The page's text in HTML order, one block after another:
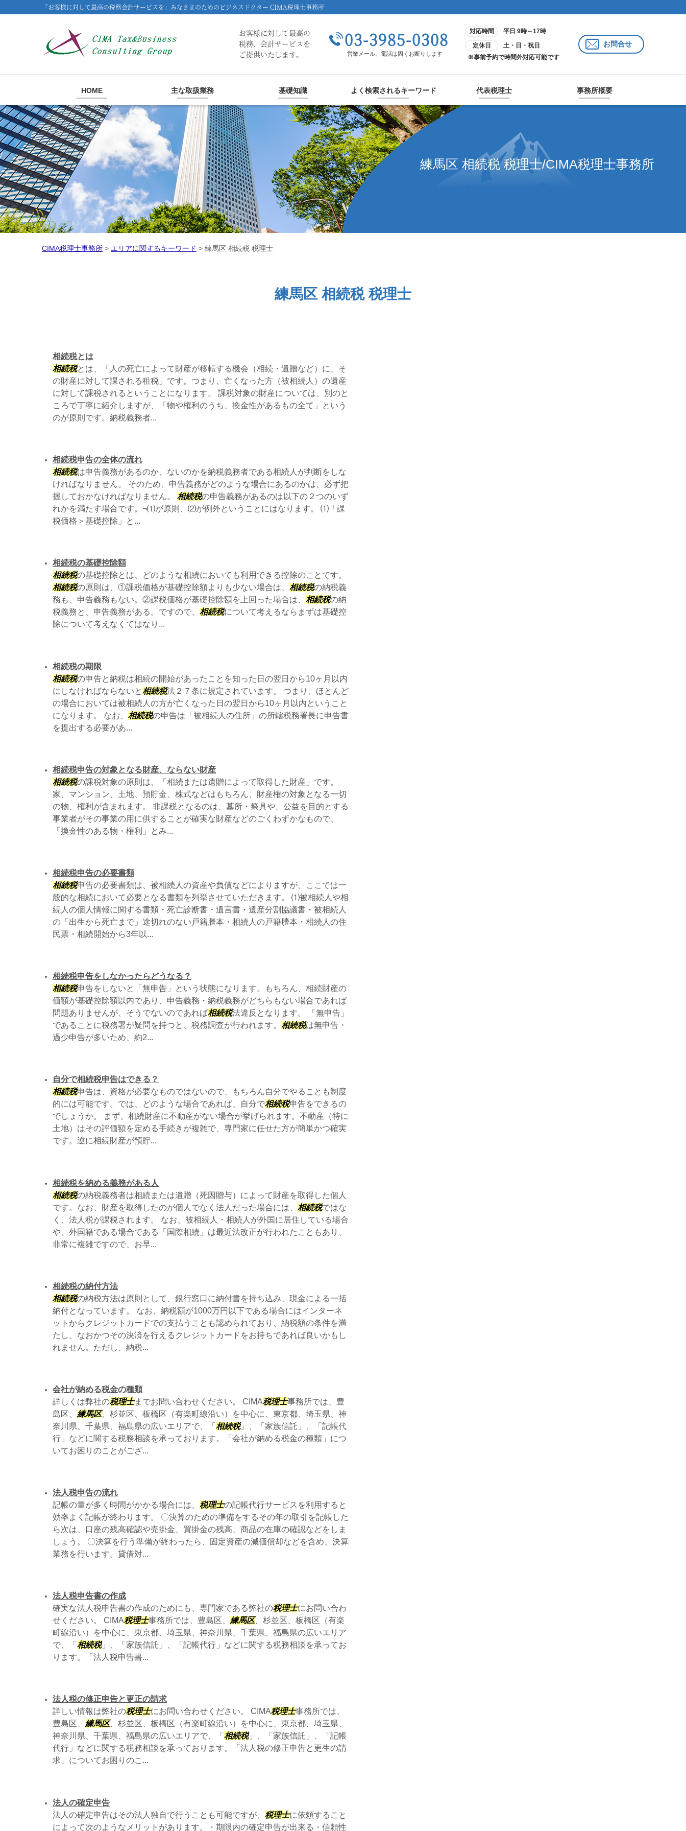
「お客様に対して最高の税務会計サービスを」みなさまのためのビジネスドクター CIMA税理士事務所
お客様に対して最高の
税務、会計サービスを
ご提供いたします。
03-3985-0308
営業メール、電話は固くお断りします
対応時間
平日 9時～17時
定休日
土・日・祝日
※事前予約で時間外対応可能です
お問合せ
HOME 主な取扱業務 基礎知識 よく検索されるキーワード 代表税理士 事務所概要
練馬区 相続税 税理士/CIMA税理士事務所
CIMA税理士事務所 > エリアに関するキーワード > 練馬区 相続税 税理士
練馬区 相続税 税理士
相続税とは
相続税とは、「人の死亡によって財産が移転する機会（相続・遺贈など）に、そ
の財産に対して課される租税」です。つまり、亡くなった方（被相続人）の遺産
に対して課税されるということになります。 課税対象の財産については、別のと
ころで丁寧に紹介しますが、「物や権利のうち、換金性があるもの全て」という
のが原則です。納税義務者...
相続税申告の全体の流れ
相続税は申告義務があるのか、ないのかを納税義務者である相続人が判断をしな
ければなりません。 そのため、申告義務がどのような場合にあるのかは、必ず把
握しておかなければなりません。 相続税の申告義務があるのは以下の２つのいず
れかを満たす場合です。¬⑴が原則、⑵が例外ということにはなります。 ⑴「課
税価格＞基礎控除」と...
相続税の基礎控除額
相続税の基礎控除とは、どのような相続においても利用できる控除のことです。
相続税の原則は、①課税価格が基礎控除額よりも少ない場合は、 相続税の納税義
務も、申告義務もない。②課税価格が基礎控除額を上回った場合は、 相続税の納
税義務と、申告義務がある。ですので、 相続税について考えるならまずは基礎控
除について考えなくてはなり...
相続税の期限
相続税の申告と納税は相続の開始があったことを知った日の翌日から10ヶ月以内
にしなければならないと相続税法２７条に規定されています。 つまり、ほとんど
の場合においては被相続人の方が亡くなった日の翌日から10ヶ月以内ということ
になります。 なお、 相続税の申告は「被相続人の住所」の所轄税務署長に申告書
を提出する必要があ...
相続税申告の対象となる財産、ならない財産
相続税の課税対象の原則は、「相続または遺贈によって取得した財産」です。
家、マンション、土地、預貯金、株式などはもちろん、財産権の対象となる一切
の物、権利が含まれます。 非課税となるのは、墓所・祭具や、公益を目的とする
事業者がその事業の用に供することが確実な財産などのごくわずかなもので、
「換金性のある物・権利」とみ...
相続税申告の必要書類
相続税申告の必要書類は、被相続人の資産や負債などによりますが、ここでは一
般的な相続において必要となる書類を列挙させていただきます。 ⑴被相続人や相
続人の個人情報に関する書類・死亡診断書・遺言書・遺産分割協議書・被相続人
の「出生から死亡まで」途切れのない戸籍謄本・相続人の戸籍謄本・相続人の住
民票・相続開始から3年以...
相続税申告をしなかったらどうなる？
相続税申告をしないと「無申告」という状態になります。もちろん、相続財産の
価額が基礎控除額以内であり、申告義務・納税義務がどちらもない場合であれば
問題ありませんが、そうでないのであれば相続税法違反となります。 「無申告」
であることに税務署が疑問を持つと、税務調査が行われます。 相続税は無申告・
過少申告が多いため、約2...
自分で相続税申告はできる？
相続税申告は、資格が必要なものではないので、もちろん自分でやることも制度
的には可能です。では、どのような場合であれば、自分で相続税申告をできるの
でしょうか。 まず、相続財産に不動産がない場合が挙げられます。不動産（特に
土地）はその評価額を定める手続きが複雑で、専門家に任せた方が簡単かつ確実
です。逆に相続財産が預貯...
相続税を納める義務がある人
相続税の納税義務者は相続または遺贈（死因贈与）によって財産を取得した個人
です。なお、財産を取得したのが個人でなく法人だった場合には、 相続税ではな
く、法人税が課税されます。 なお、被相続人・相続人が外国に居住している場合
や、外国籍である場合である「国際相続」は最近法改正が行われたこともあり、
非常に複雑ですので、お早...
相続税の納付方法
相続税の納税方法は原則として、銀行窓口に納付書を持ち込み、現金による一括
納付となっています。 なお、納税額が1000万円以下である場合にはインターネ
ットからクレジットカードでの支払うことも認められており、納税額の条件を満
たし、なおかつその決済を行えるクレジットカードをお持ちであれば良いかもし
れません。ただし、納税...
会社が納める税金の種類
詳しくは弊社の税理士までお問い合わせください。 CIMA税理士事務所では、豊
島区、 練馬区、杉並区、板橋区（有楽町線沿い）を中心に、東京都、埼玉県、神
奈川県、千葉県、福島県の広いエリアで、「 相続税」、「家族信託」、「記帳代
行」などに関する税務相談を承っております。「会社が納める税金の種類」につ
いてお困りのことがござ...
法人税申告の流れ
記帳の量が多く時間がかかる場合には、 税理士の記帳代行サービスを利用すると
効率よく記帳が終わります。 〇決算のための準備をするその年の取引を記帳した
ら次は、口座の残高確認や売掛金、買掛金の残高、商品の在庫の確認などをしま
しょう。 〇決算を行う準備が終わったら、固定資産の減価償却などを含め、決算
業務を行います。貸借対...
法人税申告書の作成
確実な法人税申告書の作成のためにも、専門家である弊社の税理士にお問い合わ
せください。 CIMA税理士事務所では、豊島区、 練馬区、杉並区、板橋区（有楽
町線沿い）を中心に、東京都、埼玉県、神奈川県、千葉県、福島県の広いエリア
で、「 相続税」、「家族信託」、「記帳代行」などに関する税務相談を承ってお
ります。「法人税申告書...
法人税の修正申告と更正の請求
詳しい情報は弊社の税理士にお問い合わせください。 CIMA税理士事務所では、
豊島区、 練馬区、杉並区、板橋区（有楽町線沿い）を中心に、東京都、埼玉県、
神奈川県、千葉県、福島県の広いエリアで、「 相続税」、「家族信託」、「記帳
代行」などに関する税務相談を承っております。「法人税の修正申告と更生の請
求」についてお困りのこ...
法人の確定申告
法人の確定申告はその法人独自で行うことも可能ですが、 税理士に依頼すること
によって次のようなメリットがあります。・期限内の確定申告が出来る・信頼性